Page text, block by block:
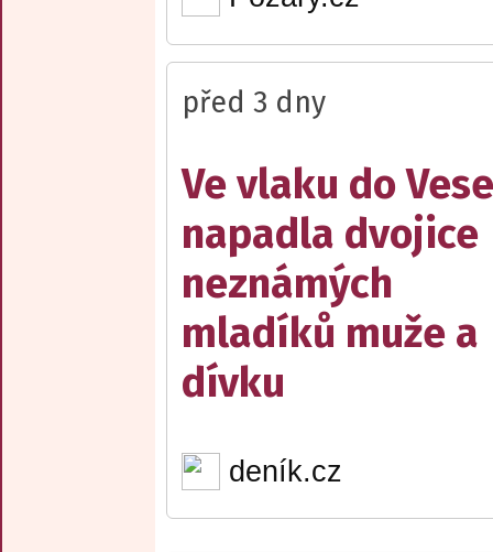
před 3 dny
Ve vlaku do
napadla dvojice
neznámých
mladíků muže a
dívku
deník.cz